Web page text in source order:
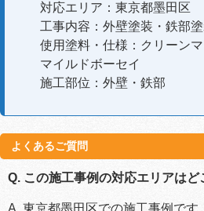
対応エリア：東京都墨田区
工事内容：外壁塗装・鉄部
使用塗料・仕様：クリーン
マイルドボーセイ
施工部位：外壁・鉄部
よくあるご質問
Q. この施工事例の対応エリアはど